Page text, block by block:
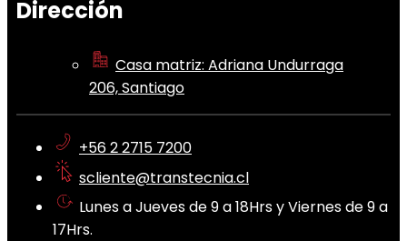
Dirección
Casa matriz: Adriana Undurraga
206, Santiago
+56 2 2715 7200
scliente@transtecnia.cl
Lunes a Jueves de 9 a 18Hrs y Viernes de 9 a
17Hrs.